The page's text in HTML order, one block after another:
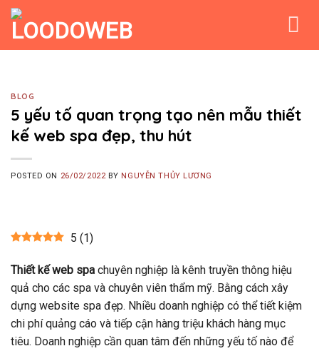
Skip
BLOG
5 yếu tố quan trọng tạo nên mẫu thiết
kế web spa đẹp, thu hút
POSTED ON 26/02/2022 BY NGUYỄN THỦY LƯƠNG
5 (1)
Thiết kế web spa chuyên nghiệp là kênh truyền thông hiệu
quả cho các spa và chuyên viên thẩm mỹ. Bằng cách xây
dựng website spa đẹp. Nhiều doanh nghiệp có thể tiết kiệm
chi phí quảng cáo và tiếp cận hàng triệu khách hàng mục
tiêu. Doanh nghiệp cần quan tâm đến những yếu tố nào để